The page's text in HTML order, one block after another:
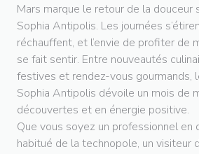
Mars marque le retour de la douceur
Sophia Antipolis. Les journées
réchauffent, et l’envie de profiter de
se fait sentir. Entre nouveautés
festives et rendez-vous gourmands,
Sophia Antipolis dévoile un mois de
découvertes et en énergie positive.
Que vous soyez un professionnel en
habitué de la technopole, un visiteur